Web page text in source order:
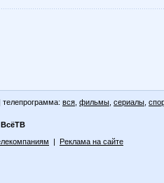
| телепрограмма: вся фильмы сериалы
ВсёТВ
| Реклама на сайте